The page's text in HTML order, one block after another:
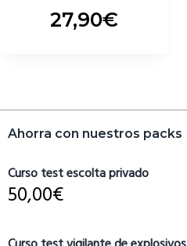
27,90€
lateral
primaria
Ahorra con nuestros packs
Curso test escolta privado
50,00€